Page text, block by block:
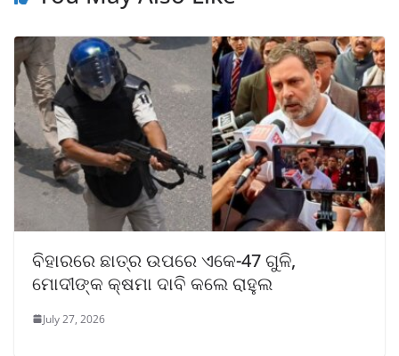
ବିହାରରେ ଛାତ୍ର ଉପରେ ଏକେ-47 ଗୁଳି,
ମୋଦୀଙ୍କ କ୍ଷମା ଦାବି କଲେ ରାହୁଲ
July 27, 2026